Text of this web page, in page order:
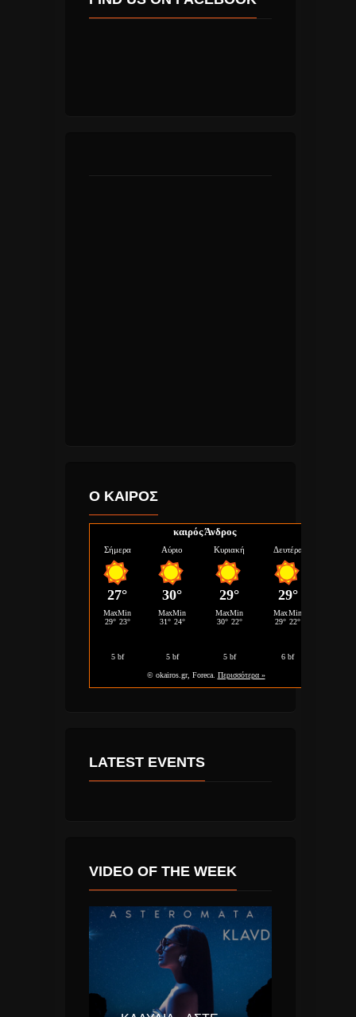
Ο ΚΑΙΡΟΣ
καιρός Άνδρος
LATEST EVENTS
VIDEO OF THE WEEK